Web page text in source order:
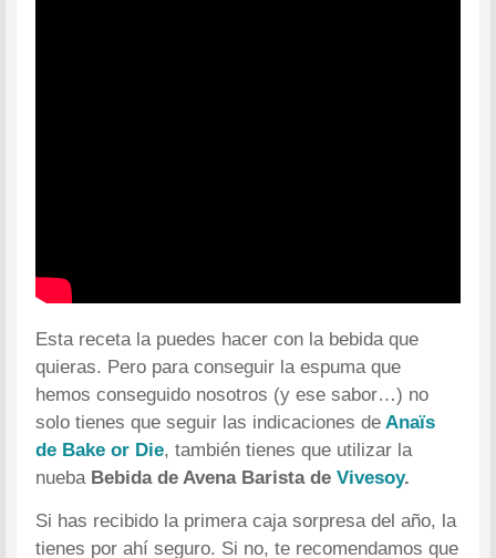
Esta receta la puedes hacer con la bebida que
quieras. Pero para conseguir la espuma que
hemos conseguido nosotros (y ese sabor…) no
solo tienes que seguir las indicaciones de Anaïs
de Bake or Die, también tienes que utilizar la
nueba Bebida de Avena Barista deVivesoy.
Si has recibido la primera caja sorpresa del año, la
tienes por ahí seguro. Si no, te recomendamos que